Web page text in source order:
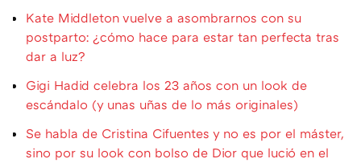
Kate Middleton vuelve a asombrarnos con su
postparto: ¿cómo hace para estar tan perfecta tras
dar a luz?
Gigi Hadid celebra los 23 años con un look de
escándalo (y unas uñas de lo más originales)
Se habla de Cristina Cifuentes y no es por el máster,
sino por su look con bolso de Dior que lució en el